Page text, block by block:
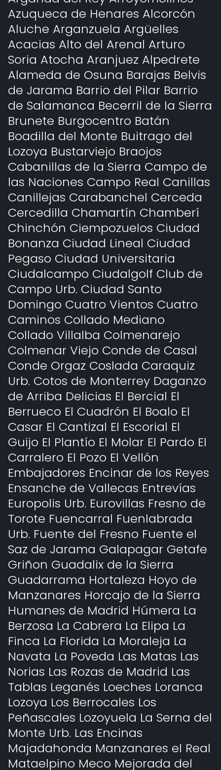
Azuqueca de Henares Alcorcón
Aluche Arganzuela Argüelles
Acacias Alto del Arenal Arturo
Soria Atocha Aranjuez Alpedrete
Alameda de Osuna Barajas Belvis
de Jarama Barrio del Pilar Barrio
de Salamanca Becerril de la Sierra
Brunete Burgocentro Batán
Boadilla del Monte Buitrago del
Lozoya Bustarviejo Braojos
Cabanillas de la Sierra Campo de
las Naciones Campo Real Canillas
Canillejas Carabanchel Cerceda
Cercedilla Chamartín Chamberí
Chinchón Ciempozuelos Ciudad
Bonanza Ciudad Lineal Ciudad
Pegaso Ciudad Universitaria
Ciudalcampo Ciudalgolf Club de
Campo Urb. Ciudad Santo
Domingo Cuatro Vientos Cuatro
Caminos Collado Mediano
Collado Villalba Colmenarejo
Colmenar Viejo Conde de Casal
Conde Orgaz Coslada Caraquiz
Urb. Cotos de Monterrey Daganzo
de Arriba Delicias El Bercial El
Berrueco El Cuadrón El Boalo El
Casar El Cantizal El Escorial El
Guijo El Plantío El Molar El Pardo El
Carralero El Pozo El Vellón
Embajadores Encinar de los Reyes
Ensanche de Vallecas Entrevías
Europolis Urb. Eurovillas Fresno de
Torote Fuencarral Fuenlabrada
Urb. Fuente del Fresno Fuente el
Saz de Jarama Galapagar Getafe
Griñon Guadalix de la Sierra
Guadarrama Hortaleza Hoyo de
Manzanares Horcajo de la Sierra
Humanes de Madrid Húmera La
Berzosa La Cabrera La Elipa La
Finca La Florida La Moraleja La
Navata La Poveda Las Matas Las
Norias Las Rozas de Madrid Las
Tablas Leganés Loeches Loranca
Lozoya Los Berrocales Los
Peñascales Lozoyuela La Serna del
Monte Urb. Las Encinas
Majadahonda Manzanares el Real
Mataelpino Meco Mejorada del